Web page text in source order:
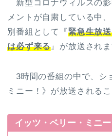
新型コロナウィルスの
メントが自粛している中
別番組として『 緊急生放
は必ず来る』が放送されま
3時間の番組の中で、シ
ミニー！》が放送される
イッツ・ベリー・ミニ